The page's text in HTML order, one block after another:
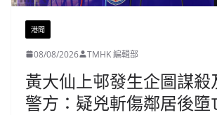
港聞
08/08/2026 TMHK 編輯部
黃大仙上邨發生企圖謀殺
警方：疑兇斬傷鄰居後墮